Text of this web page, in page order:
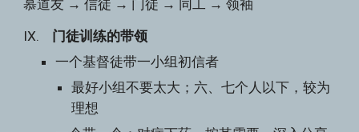
慕道友 → 信徒 → 门徒 → 同工 → 领袖
IX. 门徒训练的带领
一个基督徒带一小组初信者
最好小组不要太大；六、七个人以下，较为
理想